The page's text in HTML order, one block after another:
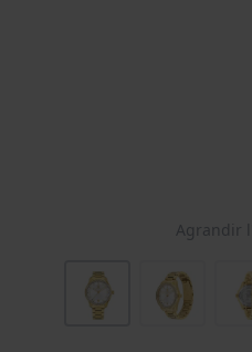
Agrandir